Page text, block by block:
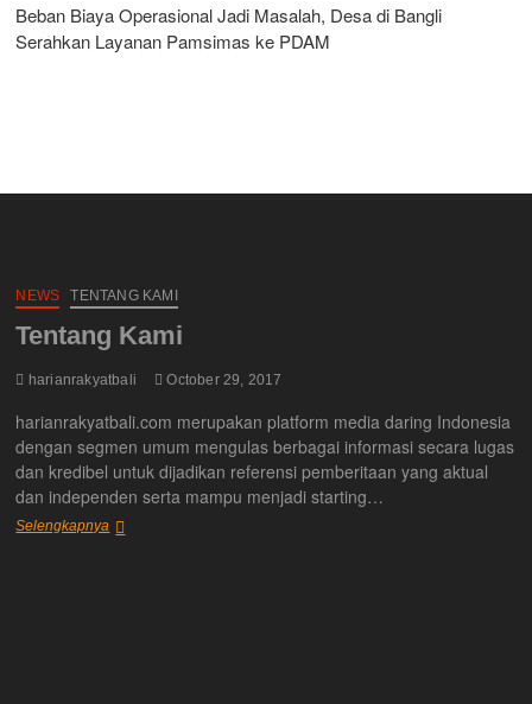
Beban Biaya Operasional Jadi Masalah, Desa di Bangli
Serahkan Layanan Pamsimas ke PDAM
NEWS TENTANG KAMI
Tentang Kami
harianrakyatbali October 29, 2017
harianrakyatbali.com merupakan platform media daring Indonesia
dengan segmen umum mengulas berbagai informasi secara lugas
dan kredibel untuk dijadikan referensi pemberitaan yang aktual
dan independen serta mampu menjadi starting…
Selengkapnya Tentang